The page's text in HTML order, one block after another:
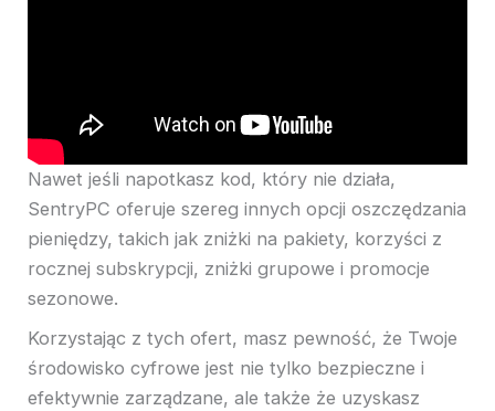
Nawet jeśli napotkasz kod, który nie działa,
SentryPC oferuje szereg innych opcji oszczędzania
pieniędzy, takich jak zniżki na pakiety, korzyści z
rocznej subskrypcji, zniżki grupowe i promocje
sezonowe.
Korzystając z tych ofert, masz pewność, że Twoje
środowisko cyfrowe jest nie tylko bezpieczne i
efektywnie zarządzane, ale także że uzyskasz